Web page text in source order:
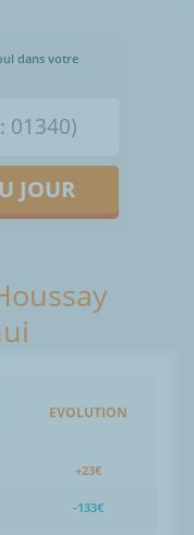
dans votre
JOUR
EVOLUTION
+23€
-133€